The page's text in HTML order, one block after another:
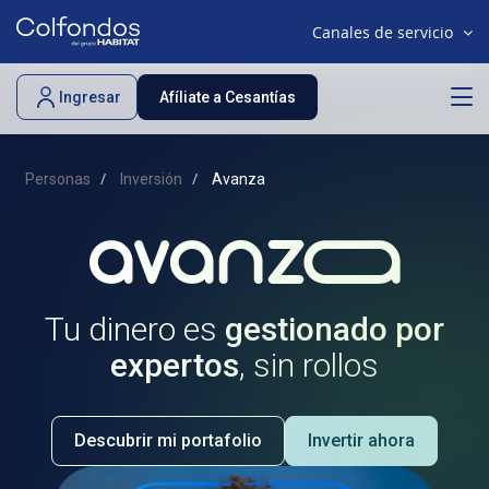
Canales de servicio
Afíliate a Cesantías
Ingresar
Personas Inversión Avanza
.
Tu dinero es gestionado por
expertos, sin rollos
Descubrir mi portafolio Invertir ahora